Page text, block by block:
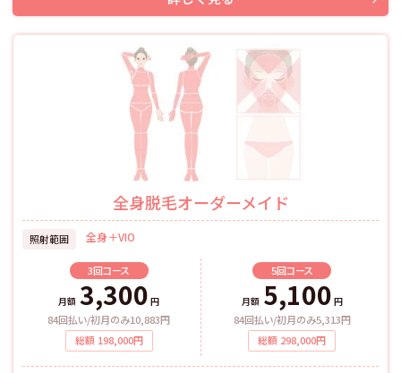
全身脱毛オーダーメイド
照射範囲 全身＋VIO
3回コース
月額 3,300 円
84回払い/初月のみ10,883円
総額 198,000円
5回コース
月額 5,100 円
84回払い/初月のみ5,313円
総額 298,000円